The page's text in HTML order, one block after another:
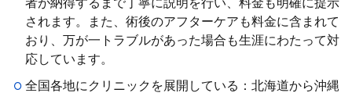
者が納得するまで丁寧に説明を行い、料金も明確に提示
されます。また、術後のアフターケアも料金に含まれて
おり、万が一トラブルがあった場合も生涯にわたって対
応しています。
全国各地にクリニックを展開している：北海道から沖縄